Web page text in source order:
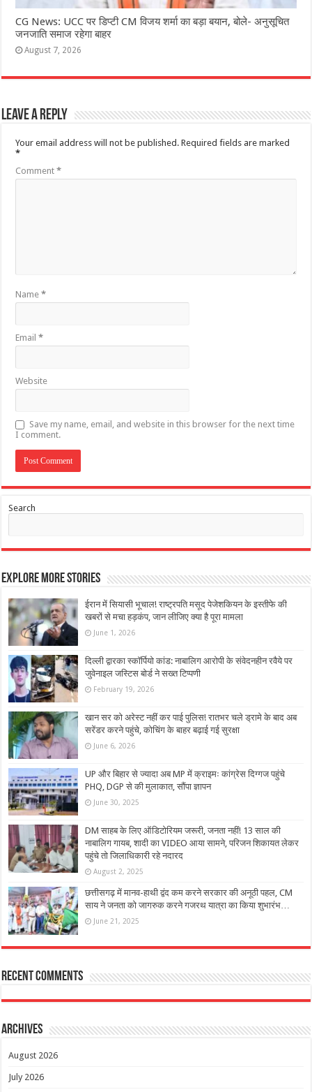
CG News: UCC पर डिप्टी CM विजय शर्मा का बड़ा बयान, बोले- अनुसूचित
जनजाति समाज रहेगा बाहर
August 7, 2026
Leave a Reply
Your email address will not be published. Required fields are marked
*
Comment*
Name*
Email*
Website
Save my name, email, and website in this browser for the next time
I comment.
Search
Explore More Stories
ईरान में सियासी भूचाल! राष्ट्रपति मसूद पेजेशकियन के इस्तीफे की
खबरों से मचा हड़कंप, जान लीज‍िए क्‍या है पूरा मामला
June 1, 2026
दिल्ली द्वारका स्कॉर्पियो कांड: नाबालिग आरोपी के संवेदनहीन रवैये पर
जुवेनाइल जस्टिस बोर्ड ने सख्त टिप्पणी
February 19, 2026
खान सर को अरेस्ट नहीं कर पाई पुलिस! रातभर चले ड्रामे के बाद अब
सरेंडर करने पहुंचे, कोचिंग के बाहर बढ़ाई गई सुरक्षा
June 6, 2026
UP और बिहार से ज्यादा अब MP में क्राइमः कांग्रेस दिग्गज पहुंचे
PHQ, DGP से की मुलाकात, सौंपा ज्ञापन
June 30, 2025
DM साहब के लिए ऑडिटोरियम जरूरी, जनता नहीं! 13 साल की
नाबालिग गायब, शादी का VIDEO आया सामने, परिजन शिकायत लेकर
पहुंचे तो जिलाधिकारी रहे नदारद
August 2, 2025
छत्तीसगढ़ में मानव-हाथी द्वंद कम करने सरकार की अनूठी पहल, CM
साय ने जनता को जागरुक करने गजरथ यात्रा का किया शुभारंभ…
June 21, 2025
Recent Comments
Archives
August 2026
July 2026